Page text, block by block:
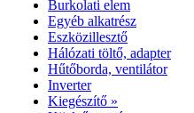
Burkolati elem
Egyéb alkatrész
Eszközillesztő
Hálózati töltő, adapter
Hűtőborda, ventilátor
Inverter
Kiegészítő »